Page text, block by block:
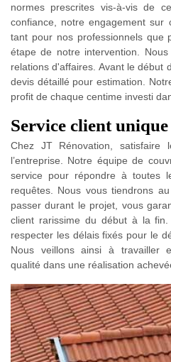
normes prescrites vis-à-vis de
confiance, notre engagement sur
tant pour nos professionnels que
étape de notre intervention.
relations d'affaires. Avant le début
devis détaillé pour estimation.
profit de chaque centime investi
Service client
Chez JT Rénovation,
l’entreprise. Notre équipe de
service pour répondre à toutes
requêtes. Nous vous tiendrons
passer durant le projet, vous
client rarissime du début à la fin.
respecter les délais fixés pour le
Nous veillons ainsi à travailler
qualité dans une réalisation